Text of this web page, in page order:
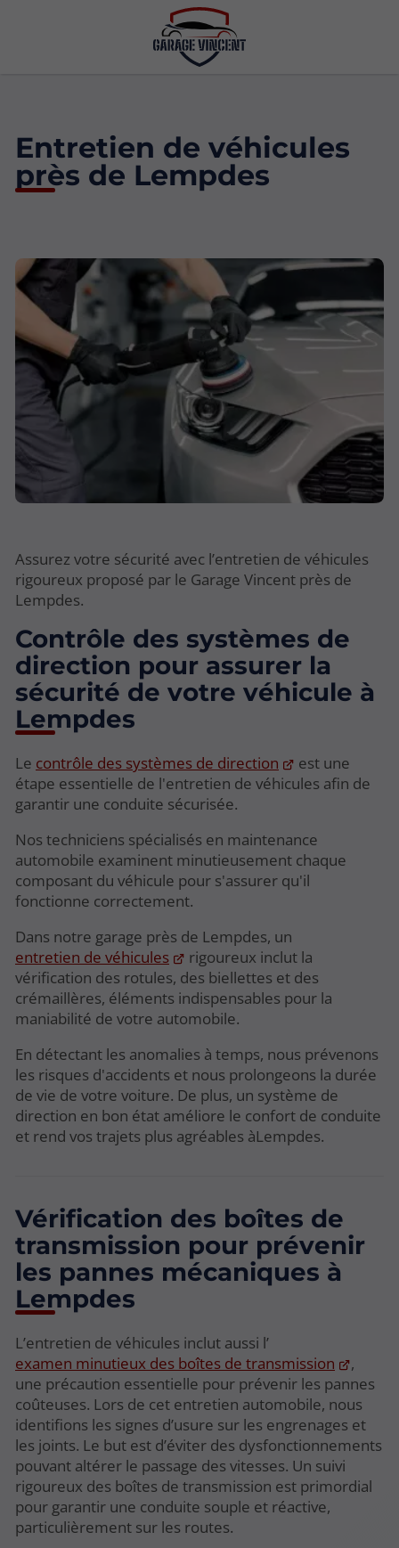
Entretien de véhicules
près de Lempdes
Assurez votre sécurité avec l’entretien de véhicules
rigoureux proposé par le Garage Vincent près de
Lempdes.
Contrôle des systèmes de
direction pour assurer la
sécurité de votre véhicule à
Lempdes
Le contrôle des systèmes de direction
est une
étape essentielle de l'entretien de véhicules afin de
garantir une conduite sécurisée.
Nos techniciens spécialisés en maintenance
automobile examinent minutieusement chaque
composant du véhicule pour s'assurer qu'il
fonctionne correctement.
Dans notre garage près de Lempdes, un
entretien de véhicules
rigoureux inclut la
vérification des rotules, des biellettes et des
crémaillères, éléments indispensables pour la
maniabilité de votre automobile.
En détectant les anomalies à temps, nous prévenons
les risques d'accidents et nous prolongeons la durée
de vie de votre voiture. De plus, un système de
direction en bon état améliore le confort de conduite
et rend vos trajets plus agréables àLempdes.
Vérification des boîtes de
transmission pour prévenir
les pannes mécaniques à
Lempdes
L’entretien de véhicules inclut aussi l’
examen minutieux des boîtes de transmission
,
une précaution essentielle pour prévenir les pannes
coûteuses. Lors de cet entretien automobile, nous
identifions les signes d’usure sur les engrenages et
les joints. Le but est d’éviter des dysfonctionnements
pouvant altérer le passage des vitesses. Un suivi
rigoureux des boîtes de transmission est primordial
pour garantir une conduite souple et réactive,
particulièrement sur les routes.